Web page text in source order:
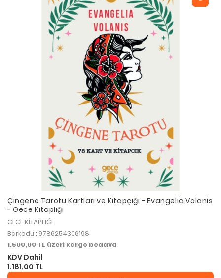
Çingene Tarotu Kartları ve Kitapçığı - Evangelia Volanis
- Gece Kitaplığı
GECE KİTAPLIĞI
Barkodu : 9786254306198
1.500,00 TL üzeri kargo bedava
KDV Dahil
1.181,00 TL